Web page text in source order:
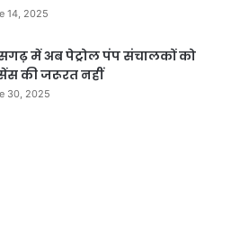
14, 2025
में अब पेट्रोल पंप संचालकों को
की जरूरत नहीं
30, 2025